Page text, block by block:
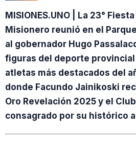
MISIONES.UNO | La 23°
Misionero reunió en el
al gobernador Hugo
figuras del deporte
atletas más destacados del
donde Facundo Jainikoski
Oro Revelación 2025 y el
consagrado por su histórico